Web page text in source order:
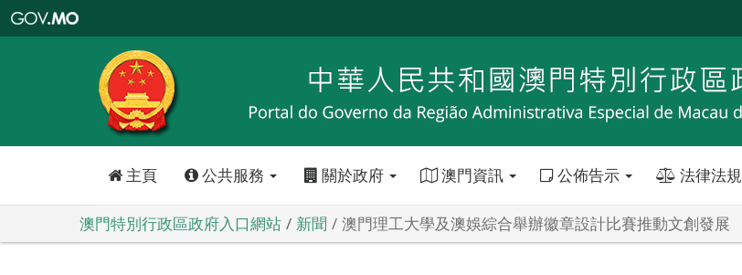
特
政
區
政
口
主頁 公共服務 關於政府 澳門資訊 公佈告示 法律法規
澳門特別行政區政府入口網站 新聞 澳門理工大學及澳娛綜合舉辦徽章設計比賽推動文創發展